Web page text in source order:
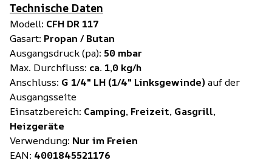
Technische Daten
Modell: CFH DR 117
Gasart: Propan / Butan
Ausgangsdruck (pa): 50 mbar
Max. Durchfluss: ca. 1,0 kg/h
Anschluss: G 1/4" LH (1/4" Linksgewinde)auf der
Ausgangsseite
Einsatzbereich: Camping, Freizeit, Gasgrill,
Heizgeräte
Verwendung: Nur im Freien
EAN: 4001845521176